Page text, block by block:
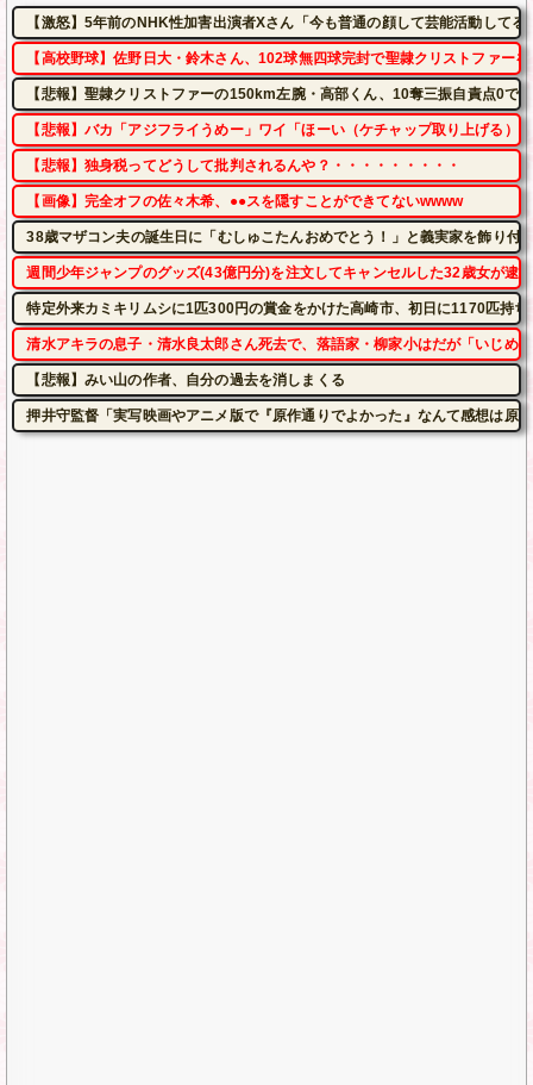
【激怒】5年前のNHK性加害出演者Xさん「今も普通の顔して芸能活動して
【高校野球】佐野日大・鈴木さん、102球無四球完封で聖隷クリストファー
【悲報】聖隷クリストファーの150km左腕・高部くん、10奪三振自責点0で
【悲報】バカ「アジフライうめー」ワイ「ほーい（ケチャップ取り上げる）
【悲報】独身税ってどうして批判されるんや？・・・・・・・・・
【画像】完全オフの佐々木希、●●スを隠すことができてないwwww
38歳マザコン夫の誕生日に「むしゅこたんおめでとう！」と義実家を飾り
週間少年ジャンプのグッズ(43億円分)を注文してキャンセルした32歳女が逮捕
特定外来カミキリムシに1匹300円の賞金をかけた高崎市、初日に1170匹持ち
清水アキラの息子・清水良太郎さん死去で、落語家・柳家小はだが「いじめ
【悲報】みい山の作者、自分の過去を消しまくる
押井守監督「実写映画やアニメ版で『原作通りでよかった』なんて感想は原